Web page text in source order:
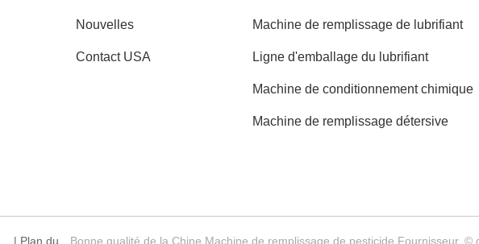
Nouvelles
Contact USA
Machine de remplissage de lubrifiant
Ligne d'emballage du lubrifiant
Machine de conditionnement chimique
Machine de remplissage détersive
| Plan du Bonne qualité de la Chine Machine de remplissage de pesticide Fournisseur.